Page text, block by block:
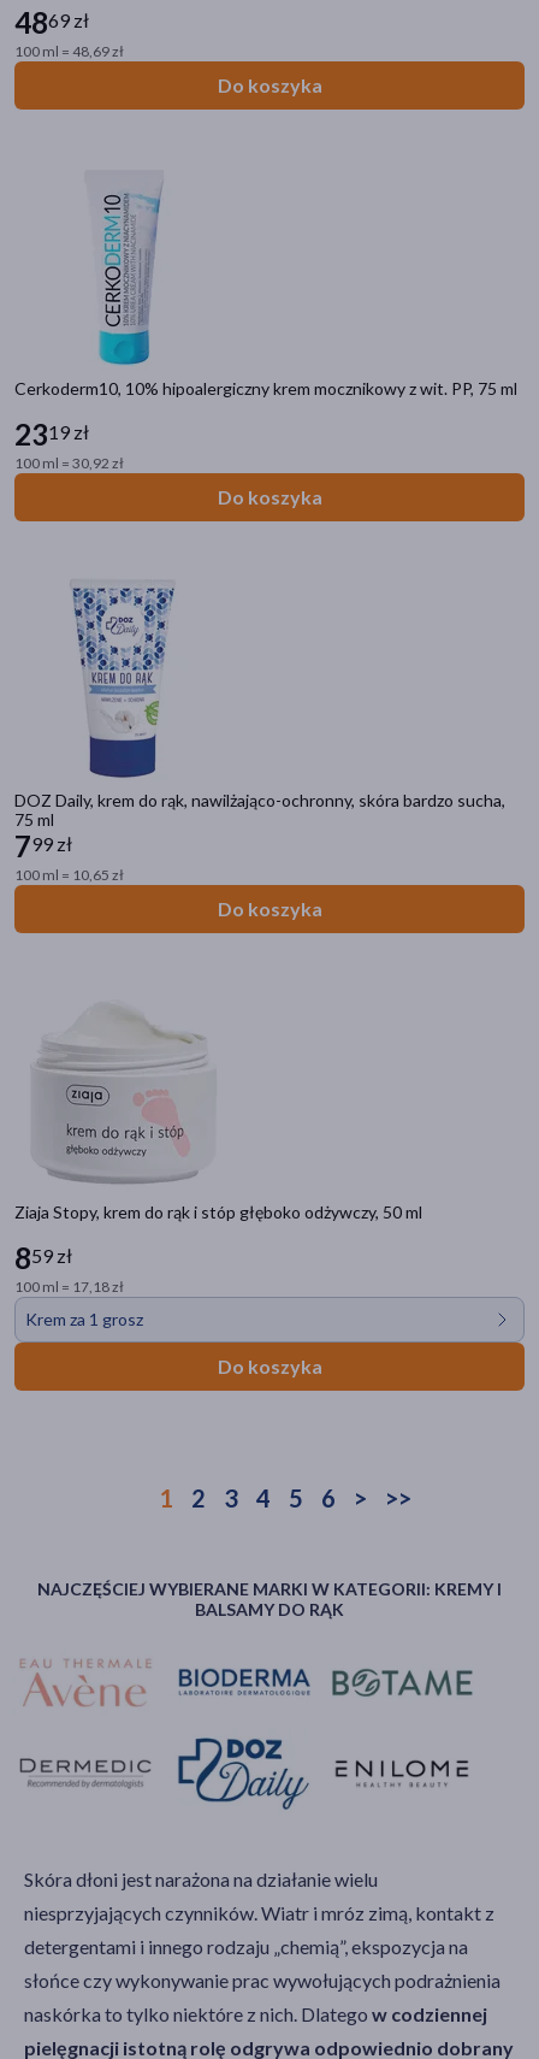
4869 zł
100 ml = 48,69 zł
Do koszyka
Cerkoderm10, 10% hipoalergiczny krem mocznikowy z wit. PP, 75 ml
2319 zł
100 ml = 30,92 zł
Do koszyka
DOZ Daily, krem do rąk, nawilżająco-ochronny, skóra bardzo sucha,
75 ml
799 zł
100 ml = 10,65 zł
Do koszyka
Ziaja Stopy, krem do rąk i stóp głęboko odżywczy, 50 ml
859 zł
100 ml = 17,18 zł
Krem za 1 grosz
Do koszyka
1 2 3 4 5 6 > >>
NAJCZĘŚCIEJ WYBIERANE MARKI W KATEGORII: KREMY I
BALSAMY DO RĄK
Skóra dłoni jest narażona na działanie wielu
niesprzyjających czynników. Wiatr i mróz zimą, kontakt z
detergentami i innego rodzaju „chemią”, ekspozycja na
słońce czy wykonywanie prac wywołujących podrażnienia
naskórka to tylko niektóre z nich. Dlatego w codziennej
pielęgnacji istotną rolę odgrywa odpowiednio dobrany